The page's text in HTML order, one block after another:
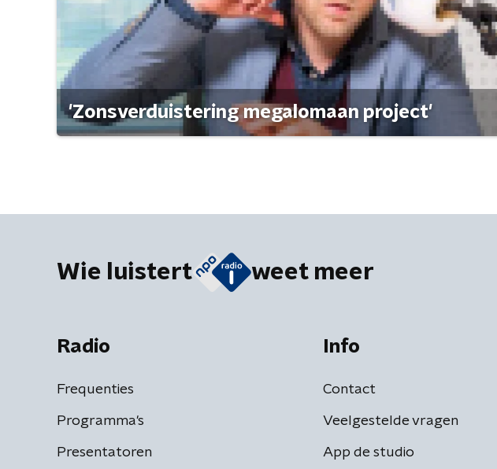
'Zonsverduistering megalomaan project'
Wie luistert weet meer
Radio
Frequenties
Programma's
Presentatoren
Info
Contact
Veelgestelde vragen
App de studio